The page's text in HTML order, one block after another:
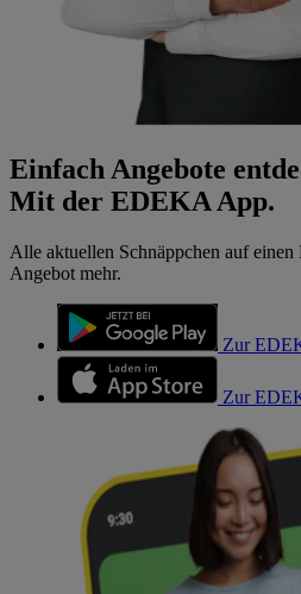
Einfach Angebote
Mit der EDEKA App.
Alle aktuellen Schnäppchen auf
Angebot mehr.
Zur
Zur